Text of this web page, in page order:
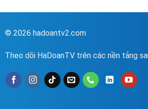
© 2026 hadoantv2.com
Theo dõi HaDoanTV trên các nền tảng